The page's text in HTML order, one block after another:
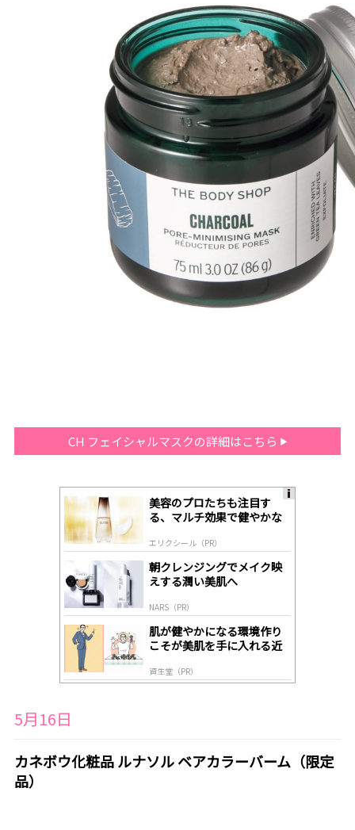
CH フェイシャルマスクの詳細はこちら
美容のプロたちも注目す
る、マルチ効果で健やかな
エリクシール（PR）
朝クレンジングでメイク映
えする潤い美肌へ
NARS（PR）
肌が健やかになる環境作り
こそが美肌を手に入れる近
資生堂（PR）
5月16日
カネボウ化粧品 ルナソル ベアカラーバーム（限定
品）